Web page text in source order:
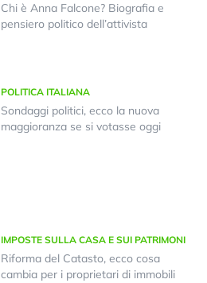
Chi è Anna Falcone? Biografia e
pensiero politico dell’attivista
POLITICA ITALIANA
Sondaggi politici, ecco la nuova
maggioranza se si votasse oggi
IMPOSTE SULLA CASA E SUI PATRIMONI
Riforma del Catasto, ecco cosa
cambia per i proprietari di immobili